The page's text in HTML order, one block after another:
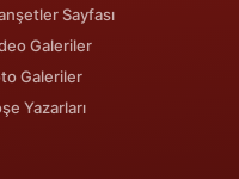
Sayfası
Galeriler
Galeriler
Yazarları